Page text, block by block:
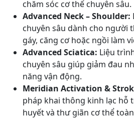
chăm sóc cơ thể chuyên sâu.
Advanced Neck – Shoulder:
chuyên sâu dành cho người
gáy, căng cơ hoặc ngồi làm
Advanced Sciatica: Liệu
chuyên sâu giúp giảm đau
năng vận động.
Meridian Activation &
pháp khai thông kinh lạc hỗ
huyết và thư giãn cơ thể